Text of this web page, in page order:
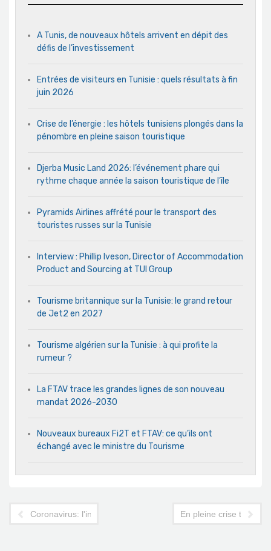
A Tunis, de nouveaux hôtels arrivent en dépit des
défis de l’investissement
Entrées de visiteurs en Tunisie : quels résultats à fin
juin 2026
Crise de l’énergie : les hôtels tunisiens plongés dans la
pénombre en pleine saison touristique
Djerba Music Land 2026: l’événement phare qui
rythme chaque année la saison touristique de l’île
Pyramids Airlines affrété pour le transport des
touristes russes sur la Tunisie
Interview : Phillip Iveson, Director of Accommodation
Product and Sourcing at TUI Group
Tourisme britannique sur la Tunisie: le grand retour
de Jet2 en 2027
Tourisme algérien sur la Tunisie : à qui profite la
rumeur ?
La FTAV trace les grandes lignes de son nouveau
mandat 2026-2030
Nouveaux bureaux Fi2T et FTAV: ce qu’ils ont
échangé avec le ministre du Tourisme
Coronavirus: l'industrie du MICE sera la plus affectée en
En pleine crise